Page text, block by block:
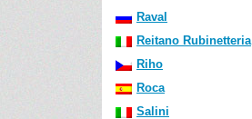
Raval
Reitano Rubinetteria
Riho
Roca
Salini